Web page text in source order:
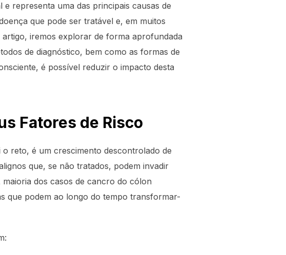
representa uma das principais causas de
que pode ser tratável e, em muitos
iremos explorar de forma aprofundada
de diagnóstico, bem como as formas de
é possível reduzir o impacto desta
Fatores de Risco
reto, é um crescimento descontrolado de
que, se não tratados, podem invadir
dos casos de cancro do cólon
que podem ao longo do tempo transformar-